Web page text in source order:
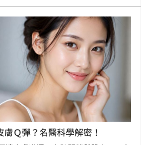
Ｑ彈？名醫科學解密！